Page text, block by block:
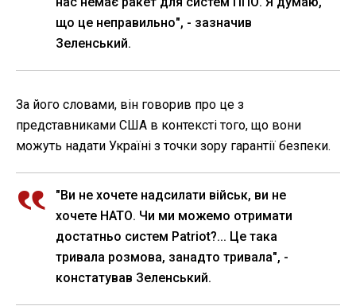
що це неправильно", - зазначив
Зеленський.
За його словами, він говорив про це з
представниками США в контексті того, що вони
можуть надати Україні з точки зору гарантії безпеки.
"Ви не хочете надсилати військ, ви не
хочете НАТО. Чи ми можемо отримати
достатньо систем Patriot?... Це така
тривала розмова, занадто тривала", -
констатував Зеленський.